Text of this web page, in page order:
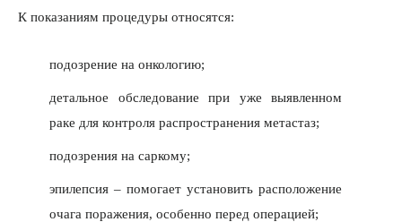
К показаниям процедуры относятся:
подозрение на онкологию;
детальное обследование при уже выявленном
раке для контроля распространения метастаз;
подозрения на саркому;
эпилепсия – помогает установить расположение
очага поражения, особенно перед операцией;